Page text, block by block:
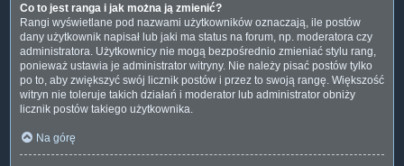
Co to jest ranga i jak można ją zmienić?
Rangi wyświetlane pod nazwami użytkowników oznaczają, ile postów
dany użytkownik napisał lub jaki ma status na forum, np. moderatora czy
administratora. Użytkownicy nie mogą bezpośrednio zmieniać stylu rang,
ponieważ ustawia je administrator witryny. Nie należy pisać postów tylko
po to, aby zwiększyć swój licznik postów i przez to swoją rangę. Większość
witryn nie toleruje takich działań i moderator lub administrator obniży
licznik postów takiego użytkownika.
Na górę